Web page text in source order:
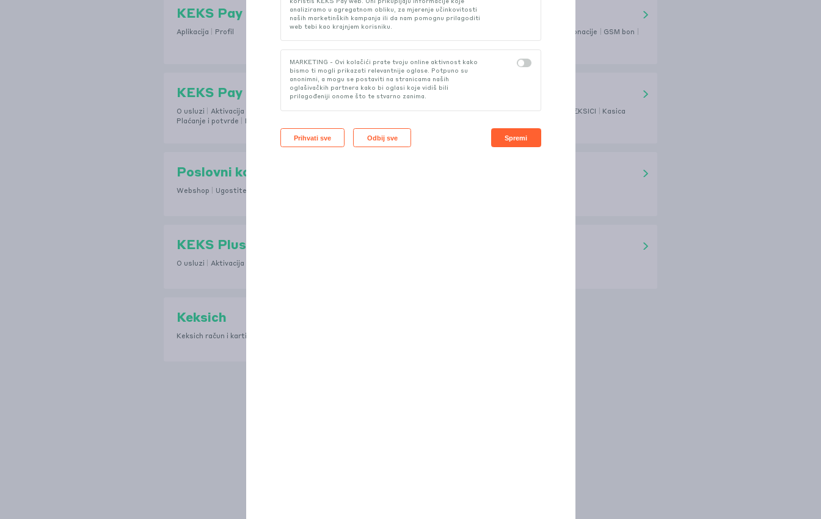
KEKS Pay
Aplikacija Profil
Usluge
Donacije
GSM bon
Razgovori
Parking Poklon bon
KEKS Pay Režije
O usluzi Aktivacija i deaktivacija
Primanje režija
Plaćanje i potvrde
KEKS račun i KEKSICA
Sve o KEKS računu i pripadajućoj kartici- KEKSICI Kasica
Poslovni korisnici
Webshop Ugostitelji
KEKS Plus
O usluzi Aktivacija i deaktivacija
Keksich
Keksich račun i kartica
koristiš KEKS Pay web. Oni prikupljaju informacije koje
analiziramo u agregatnom obliku, za mjerenje učinkovitosti
naših marketinških kampanja ili da nam pomognu prilagoditi
web tebi kao krajnjem korisniku.
MARKETING - Ovi kolačići prate tvoju online aktivnost kako
bismo ti mogli prikazati relevantnije oglase. Potpuno su
anonimni, a mogu se postaviti na stranicama naših
oglašivačkih partnera kako bi oglasi koje vidiš bili
prilagođeniji onome što te stvarno zanima.
Spremi
Prihvati sve Odbij sve